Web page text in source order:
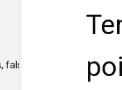
false >